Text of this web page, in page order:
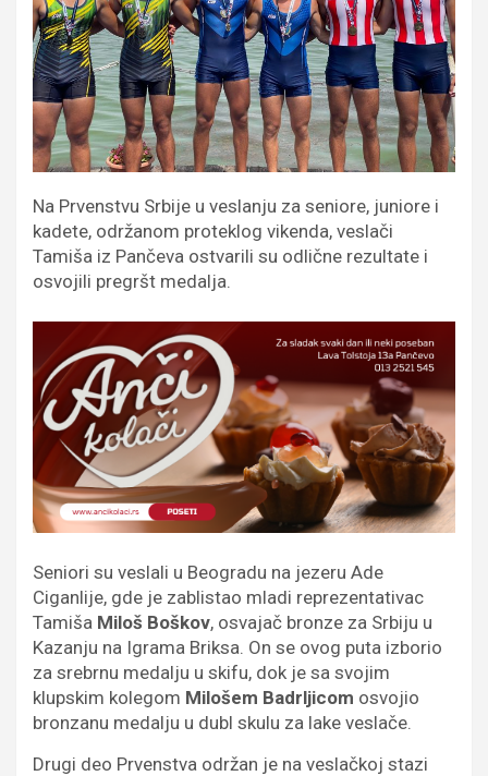
Na Prvenstvu Srbije u veslanju za seniore, juniore i
kadete, održanom proteklog vikenda, veslači
Tamiša iz Pančeva ostvarili su odlične rezultate i
osvojili pregršt medalja.
Seniori su veslali u Beogradu na jezeru Ade
Ciganlije, gde je zablistao mladi reprezentativac
Tamiša Miloš Boškov, osvajač bronze za Srbiju u
Kazanju na Igrama Briksa. On se ovog puta izborio
za srebrnu medalju u skifu, dok je sa svojim
klupskim kolegom Milošem Badrljicom osvojio
bronzanu medalju u dubl skulu za lake veslače.
Drugi deo Prvenstva održan je na veslačkoj stazi